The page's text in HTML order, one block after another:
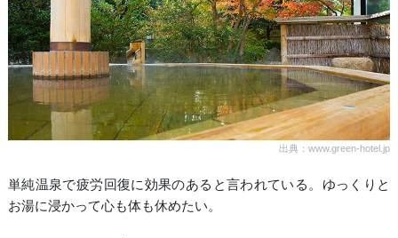
出典：www.green-hotel.jp
単純温泉で疲労回復に効果のあると言われている。ゆっくりと
お湯に浸かって心も体も休めたい。